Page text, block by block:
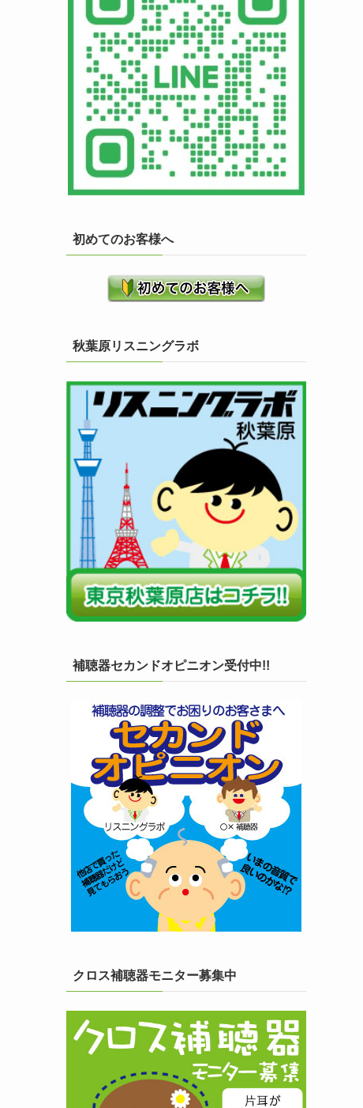
初めてのお客様へ
秋葉原リスニングラボ
補聴器セカンドオピニオン受付中!!
クロス補聴器モニター募集中